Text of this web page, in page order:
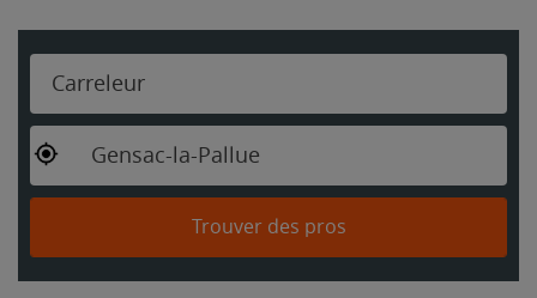
Carreleur
Gensac-la-Pallue
Trouver des pros